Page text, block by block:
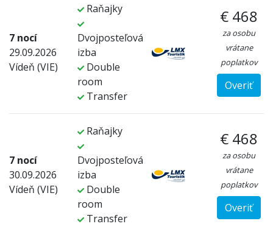
7 nocí
29.09.2026
Vídeň (VIE)
Raňajky
Dvojposteľová
izba
Double
room
Transfer
€ 468
za osobu
vrátane
poplatkov
Overiť
7 nocí
30.09.2026
Vídeň (VIE)
Raňajky
Dvojposteľová
izba
Double
room
Transfer
€ 468
za osobu
vrátane
poplatkov
Overiť